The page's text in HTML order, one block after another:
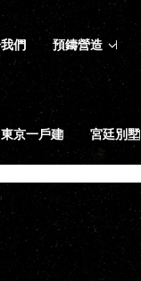
們 預鑄營造
東京一戶建 宮廷別墅